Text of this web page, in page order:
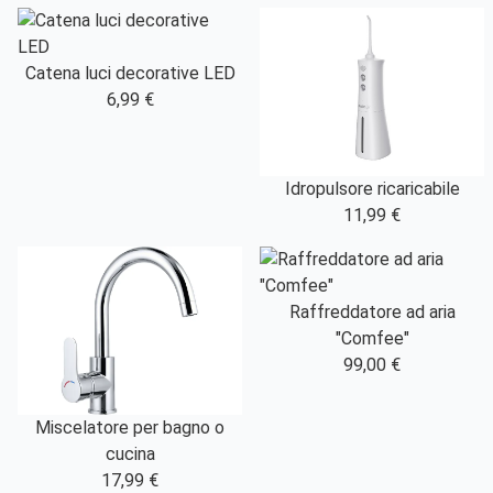
Catena luci decorative LED
6,99 €
Idropulsore ricaricabile
11,99 €
Miscelatore per bagno o
cucina
17,99 €
Raffreddatore ad aria
"Comfee"
99,00 €